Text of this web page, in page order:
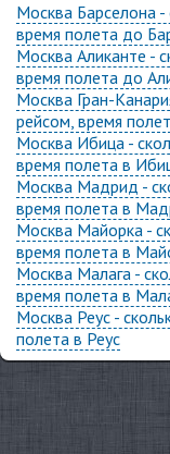
Москва Барселона
время полета до
Москва Аликанте -
время полета до
Москва Гран-
рейсом, время
Москва Ибица -
время полета в
Москва Мадрид -
время полета в
Москва Майорка -
время полета в
Москва Малага -
время полета в
Москва Реус -
полета в Реус